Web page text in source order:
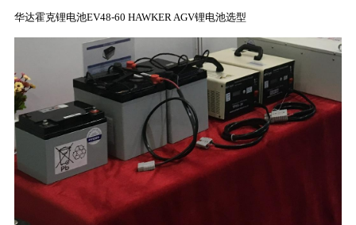
华达霍克锂电池EV48-60 HAWKER AGV锂电池选型